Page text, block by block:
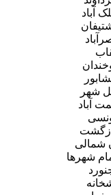
آباد
شهر
آباد
شمالی
شهر‌ها